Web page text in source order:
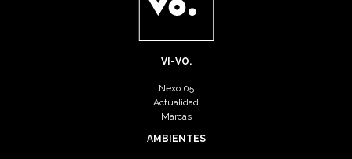
VI-VO.
Nexo 05
Actualidad
Marcas
AMBIENTES